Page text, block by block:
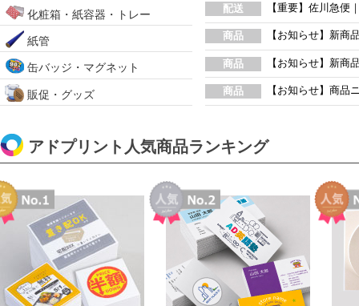
化粧箱・紙容器・トレー
紙管
缶バッジ・マグネット
販促・グッズ
配送 【重要】佐川急便
商品 【お知らせ】新商
商品 【お知らせ】新商
商品 【お知らせ】商品
アドプリント人気商品ランキング